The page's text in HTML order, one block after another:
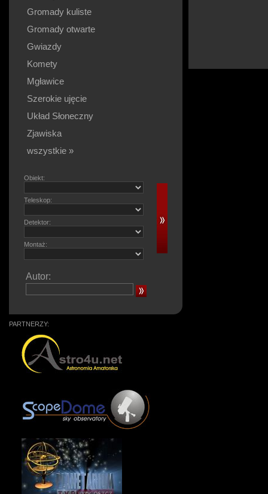
Gromady kuliste
Gromady otwarte
Gwiazdy
Komety
Mgławice
Szerokie ujęcie
Układ Słoneczny
Zjawiska
wszystkie »
Obiekt:
Teleskop:
Detektor:
Montaż:
Autor:
PARTNERZY: